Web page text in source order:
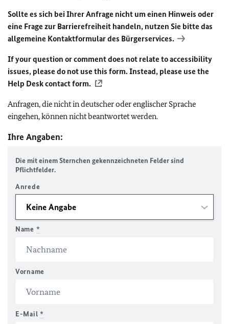
Sollte es sich bei Ihrer Anfrage nicht um einen Hinweis oder
eine Frage zur Barrierefreiheit handeln, nutzen Sie bitte das
allgemeine Kontaktformular des Bürgerservices.
If your question or comment does not relate to accessibility
issues, please do not use this form. Instead, please use the
Help Desk contact form.
Anfragen, die nicht in deutscher oder englischer Sprache
eingehen, können nicht beantwortet werden.
Ihre Angaben:
Die mit einem Sternchen gekennzeichneten Felder sind
Pflichtfelder.
Anrede
Name *
Vorname
E-Mail *